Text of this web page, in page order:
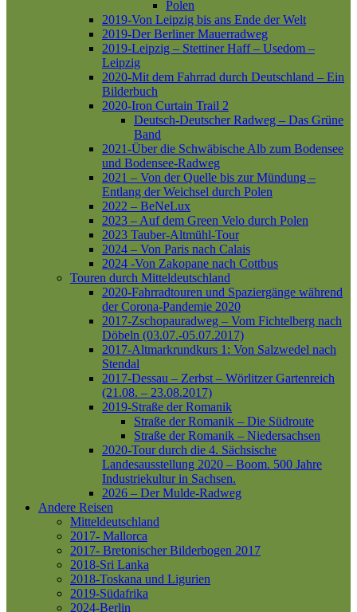
Polen
2019-Von Leipzig bis ans Ende der Welt
2019-Der Berliner Mauerradweg
2019-Leipzig – Stettiner Haff – Usedom –
Leipzig
2020-Mit dem Fahrrad durch Deutschland – Ein
Bilderbuch
2020-Iron Curtain Trail 2
Deutsch-Deutscher Radweg – Das Grüne
Band
2021-Über die Schwäbische Alb zum Bodensee
und Bodensee-Radweg
2021 – Von der Quelle bis zur Mündung –
Entlang der Weichsel durch Polen
2022 – BeNeLux
2023 – Auf dem Green Velo durch Polen
2023 Tauber-Altmühl-Tour
2024 – Von Paris nach Calais
2024 -Von Zakopane nach Cottbus
Touren durch Mitteldeutschland
2020-Fahrradtouren und Spaziergänge während
der Corona-Pandemie 2020
2017-Zschopauradweg – Vom Fichtelberg nach
Döbeln (03.07.-05.07.2017)
2017-Altmarkrundkurs 1: Von Salzwedel nach
Stendal
2017-Dessau – Zerbst – Wörlitzer Gartenreich
(21.08. – 23.08.2017)
2019-Straße der Romanik
Straße der Romanik – Die Südroute
Straße der Romanik – Niedersachsen
2020-Tour durch die 4. Sächsische
Landesausstellung 2020 – Boom. 500 Jahre
Industriekultur in Sachsen.
2026 – Der Mulde-Radweg
Andere Reisen
Mitteldeutschland
2017- Mallorca
2017- Bretonischer Bilderbogen 2017
2018-Sri Lanka
2018-Toskana und Ligurien
2019-Südafrika
2024-Berlin